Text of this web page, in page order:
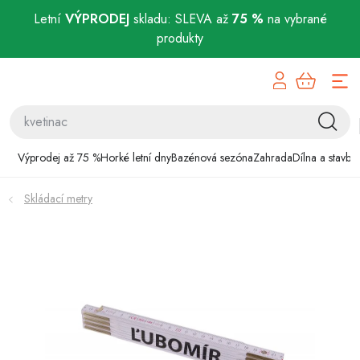
Letní VÝPRODEJskladu: SLEVA až 75 % na vybrané
produkty
Výprodej až 75 %Horké letní dnyBazénová sezónaZahradaDílna a stavba
Bazénová sezóna
Zahrada
Chovatelské potřeby
Skládací metry